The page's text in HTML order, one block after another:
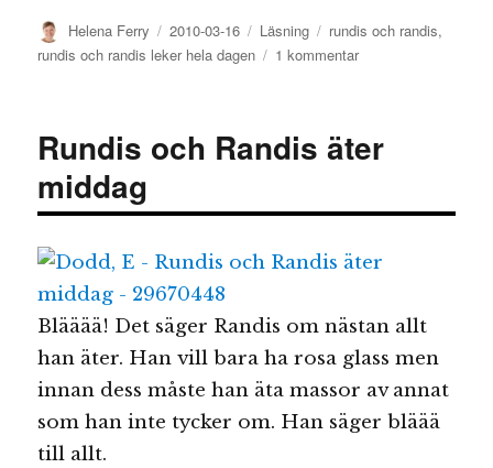
Författare
Helena Ferry
Publicerat
den
2010-03-16 Kategorier
Läsning Etiketter
rundis och randis,
rundis och randis leker hela dagen
1 kommentartill
lätt
älskad
Rundis och Randis äter
middag
Blääää! Det säger Randis om nästan allt
han äter. Han vill bara ha rosa glass men
innan dess måste han äta massor av annat
som han inte tycker om. Han säger bläää
till allt.